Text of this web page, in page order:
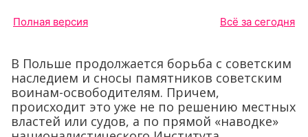
Полная версия Всё за сегодня
В Польше продолжается борьба с советским
наследием и сносы памятников советским
воинам-освободителям. Причем,
происходит это уже не по решению местных
властей или судов, а по прямой «наводке»